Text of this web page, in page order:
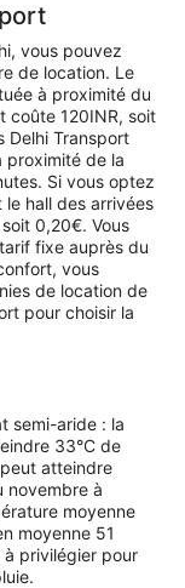
vous pouvez
de location. Le
à proximité du
coûte 120INR, soit
Delhi Transport
proximité de la
Si vous optez
hall des arrivées
0,20€. Vous
fixe auprès du
vous
de location de
pour choisir la
semi-aride : la
33°C de
atteindre
novembre à
moyenne
moyenne 51
privilégier pour